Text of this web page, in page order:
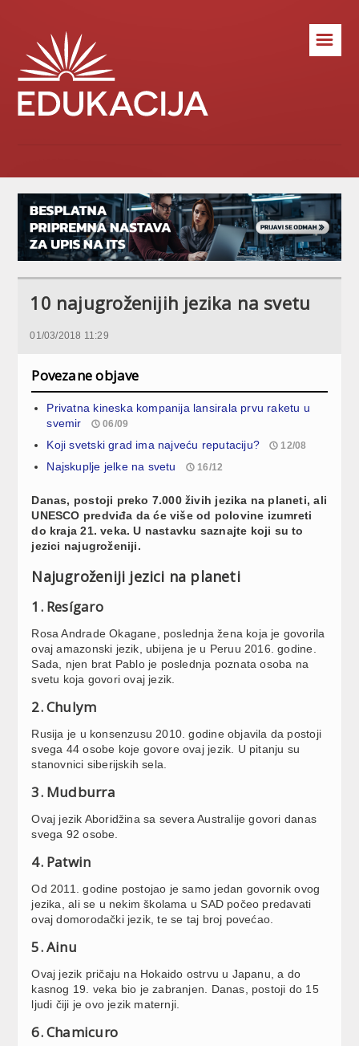
☰
10 najugroženijih jezika na svetu
01/03/2018 11:29
Povezane objave
Privatna kineska kompanija lansirala prvu raketu u
svemir
06/09
Koji svetski grad ima najveću reputaciju? 12/08
Najskuplje jelke na svetu 16/12
Danas, postoji preko 7.000 živih jezika na planeti, ali
UNESCO predviđa da će više od polovine izumreti
do kraja 21. veka. U nastavku saznajte koji su to
jezici najugroženiji.
Najugroženiji jezici na planeti
1. Resígaro
Rosa Andrade Okagane, poslednja žena koja je govorila
ovaj amazonski jezik, ubijena je u Peruu 2016. godine.
Sada, njen brat Pablo je poslednja poznata osoba na
svetu koja govori ovaj jezik.
2. Chulym
Rusija je u konsenzusu 2010. godine objavila da postoji
svega 44 osobe koje govore ovaj jezik. U pitanju su
stanovnici siberijskih sela.
3. Mudburra
Ovaj jezik Aboridžina sa severa Australije govori danas
svega 92 osobe.
4. Patwin
Od 2011. godine postojao je samo jedan govornik ovog
jezika, ali se u nekim školama u SAD počeo predavati
ovaj domorodački jezik, te se taj broj povećao.
5. Ainu
Ovaj jezik pričaju na Hokaido ostrvu u Japanu, a do
kasnog 19. veka bio je zabranjen. Danas, postoji do 15
ljudi čiji je ovo jezik maternji.
6. Chamicuro